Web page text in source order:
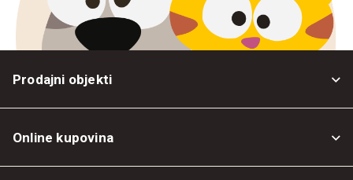
Prodajni objekti
Online kupovina